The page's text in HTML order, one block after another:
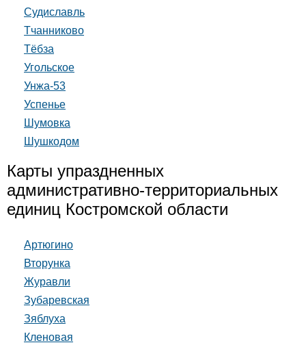
Судиславль
Тчанниково
Тёбза
Угольское
Унжа-53
Успенье
Шумовка
Шушкодом
Карты упраздненных
административно-территориальных
единиц Костромской области
Артюгино
Вторунка
Журавли
Зубаревская
Зяблуха
Кленовая